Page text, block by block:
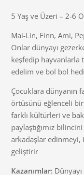
5 Yaş ve Üzeri – 2-6
Mai-Lin, Finn, Ami,
Onlar dünyayı
keşfedip hayvanlarla
edelim ve bol bol
Çocuklara dünyanın
örtüsünü eğlenceli
farklı kültürleri ve
paylaştığımız
arkadaşlar
geliştirir
Kazanımlar: